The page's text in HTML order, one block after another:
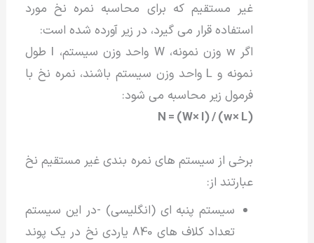
غیر مستقیم که برای محاسبه نمره نخ مورد
استفاده قرار می گیرد، در زیر آورده شده است:
اگر w وزن نمونه، W واحد وزن سیستم، l طول
نمونه و L واحد وزن سیستم باشند، نمره نخ با
فرمول زیر محاسبه می شود:
N = (W× l) / (w× L)
برخی از سیستم های نمره بندی غیر مستقیم نخ
عبارتند از:
سیستم پنبه ای (انگلیسی) -در این سیستم
تعداد کلاف های 840 یاردی نخ در یک پوند